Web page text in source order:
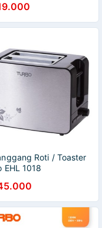
Roti / Toaster
EHL 1018